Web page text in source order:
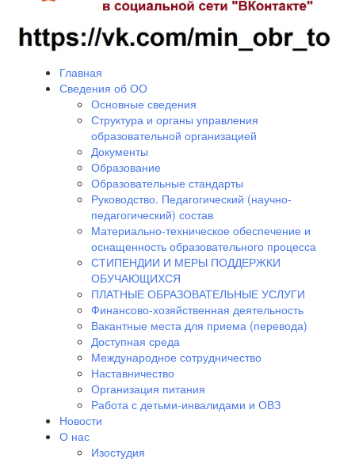
Главная
Сведения об ОО
Основные сведения
Структура и органы управления
образовательной организацией
Документы
Образование
Образовательные стандарты
Руководство. Педагогический (научно-
педагогический) состав
Материально-техническое обеспечение и
оснащенность образовательного процесса
СТИПЕНДИИ И МЕРЫ ПОДДЕРЖКИ
ОБУЧАЮЩИХСЯ
ПЛАТНЫЕ ОБРАЗОВАТЕЛЬНЫЕ УСЛУГИ
Финансово-хозяйственная деятельность
Вакантные места для приема (перевода)
Доступная среда
Международное сотрудничество
Наставничество
Организация питания
Работа с детьми-инвалидами и ОВЗ
Новости
О нас
Изостудия